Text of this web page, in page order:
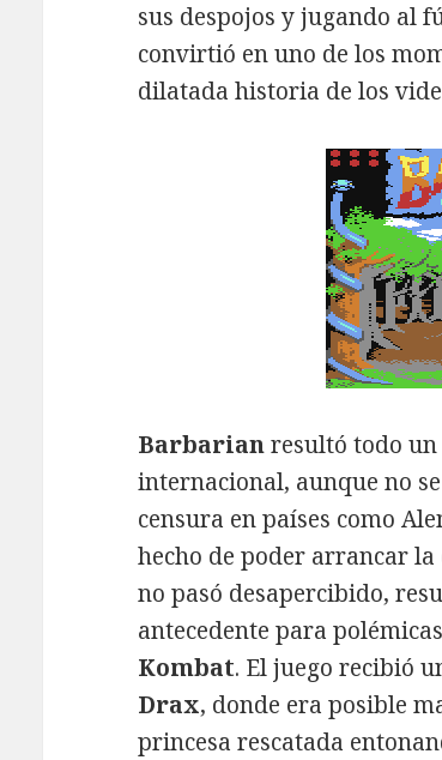
sus despojos y jugando al
convirtió en uno de los
dilatada historia de los
Barbarianresultó todo
internacional, aunque no
censura en países como
hecho de poder arrancar la
no pasó desapercibido,
antecedente para
Kombat. El juego recibió
Drax, donde era posible
princesa rescatada